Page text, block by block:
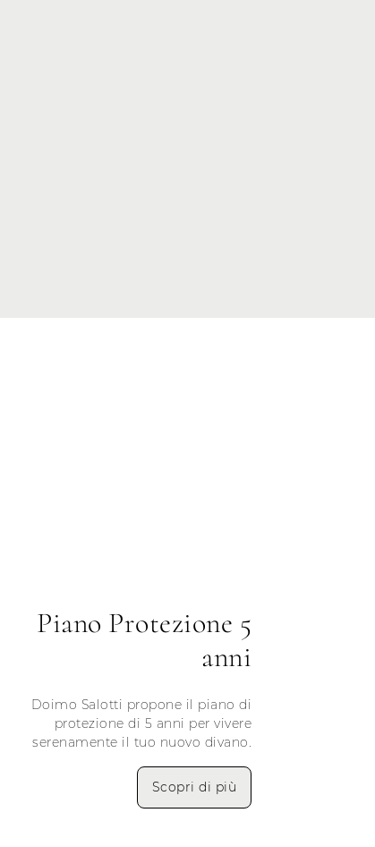
Piano Protezione 5
anni
Doimo Salotti propone il piano di
protezione di 5 anni per vivere
serenamente il tuo nuovo divano.
Scopri di più